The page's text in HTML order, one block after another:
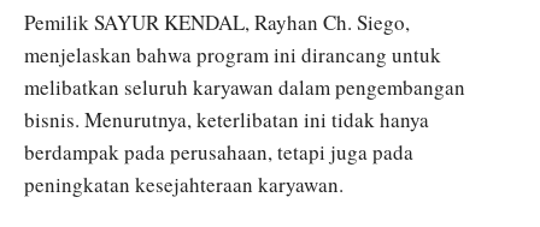
Pemilik SAYUR KENDAL, Rayhan Ch. Siego,
menjelaskan bahwa program ini dirancang untuk
melibatkan seluruh karyawan dalam pengembangan
bisnis. Menurutnya, keterlibatan ini tidak hanya
berdampak pada perusahaan, tetapi juga pada
peningkatan kesejahteraan karyawan.